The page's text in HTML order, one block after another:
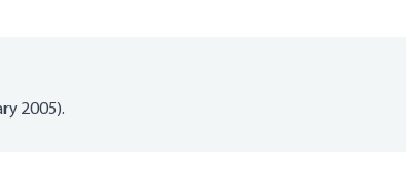
2005).